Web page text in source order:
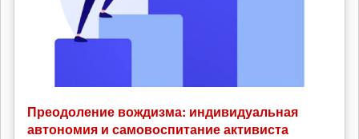
Преодоление вождизма: индивидуальная
автономия и самовоспитание активиста